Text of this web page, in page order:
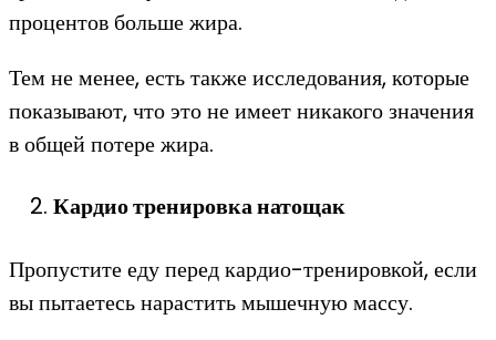
процентов больше жира.
Тем не менее, есть также исследования, которые
показывают, что это не имеет никакого значения
в общей потере жира.
Кардио тренировка натощак
Пропустите еду перед кардио-тренировкой, если
вы пытаетесь нарастить мышечную массу.